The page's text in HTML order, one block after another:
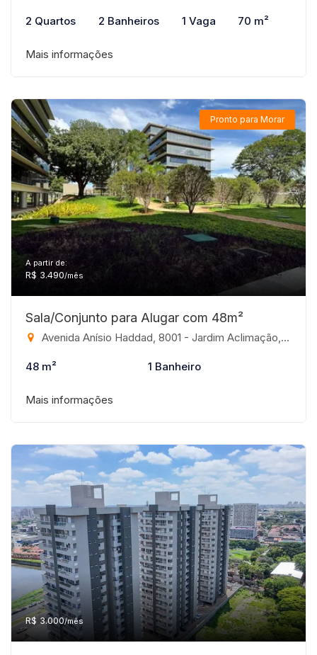
2 Quartos 2 Banheiros 1 Vaga 70 m²
Mais informações
Pronto para Morar
A partir de:
R$ 3.490/mês
Sala/Conjunto para Alugar com 48m²
Avenida Anísio Haddad, 8001 - Jardim Aclimação, São José do Rio Preto-SP
48 m² 1 Banheiro
Mais informações
R$ 3.000/mês